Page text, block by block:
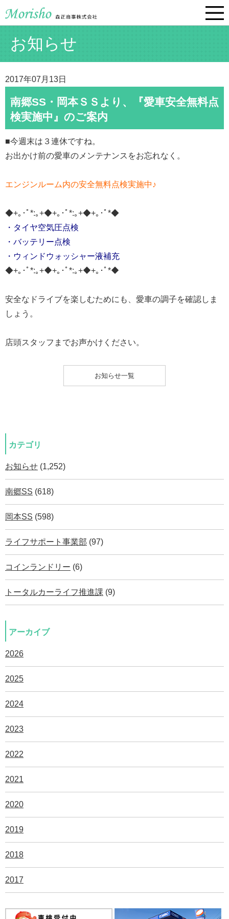
お知らせ
2017年07月13日
南郷SS・岡本ＳＳより、『愛車安全無料点
検実施中』のご案内
■今週末は３連休ですね。
お出かけ前の愛車のメンテナンスをお忘れなく。
エンジンルーム内の安全無料点検実施中♪
◆+｡･ﾟ*:｡+◆+｡･ﾟ*:｡+◆+｡･ﾟ*◆
・タイヤ空気圧点検
・バッテリー点検
・ウィンドウォッシャー液補充
◆+｡･ﾟ*:｡+◆+｡･ﾟ*:｡+◆+｡･ﾟ*◆
安全なドライブを楽しむためにも、愛車の調子を確認しま
しょう。
店頭スタッフまでお声かけください。
お知らせ一覧
カテゴリ
お知らせ (1,252)
南郷SS (618)
岡本SS (598)
ライフサポート事業部 (97)
コインランドリー (6)
トータルカーライフ推進課 (9)
アーカイブ
2026
2025
2024
2023
2022
2021
2020
2019
2018
2017